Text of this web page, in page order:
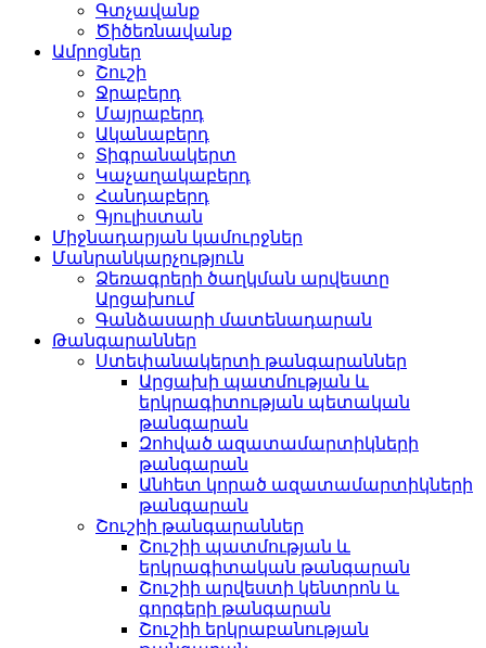
Գտչավանք
Ծիծեռնավանք
Ամրոցներ
Շուշի
Ջրաբերդ
Մայրաբերդ
Ականաբերդ
Տիգրանակերտ
Կաչաղակաբերդ
Հանդաբերդ
Գյուլիստան
Միջնադարյան կամուրջներ
Մանրանկարչություն
Ձեռագրերի ծաղկման արվեստը
Արցախում
Գանձասարի մատենադարան
Թանգարաններ
Ստեփանակերտի թանգարաններ
Արցախի պատմության և
երկրագիտության պետական
թանգարան
Զոհված ազատամարտիկների
թանգարան
Անհետ կորած ազատամարտիկների
թանգարան
Շուշիի թանգարաններ
Շուշիի պատմության և
երկրագիտական թանգարան
Շուշիի արվեստի կենտրոն և
գորգերի թանգարան
Շուշիի երկրաբանության